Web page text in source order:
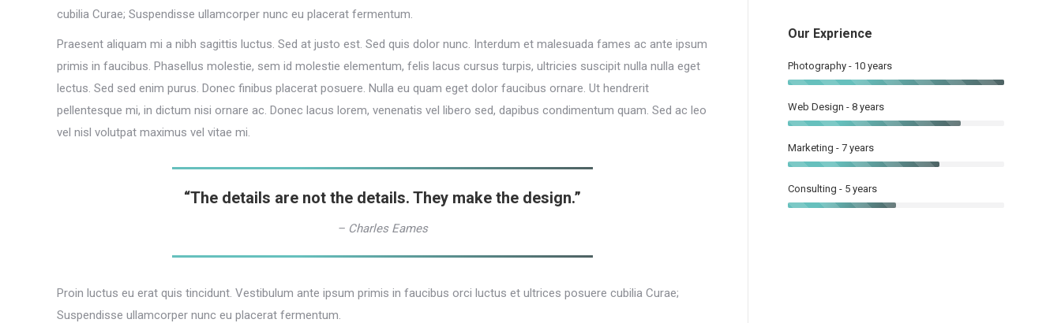
cubilia Curae; Suspendisse ullamcorper nunc eu placerat fermentum.
Praesent aliquam mi a nibh sagittis luctus. Sed at justo est. Sed quis dolor nunc. Interdum et malesuada fames ac ante ipsum
primis in faucibus. Phasellus molestie, sem id molestie elementum, felis lacus cursus turpis, ultricies suscipit nulla nulla eget
lectus. Sed sed enim purus. Donec finibus placerat posuere. Nulla eu quam eget dolor faucibus ornare. Ut hendrerit
pellentesque mi, in dictum nisi ornare ac. Donec lacus lorem, venenatis vel libero sed, dapibus condimentum quam. Sed ac leo
vel nisl volutpat maximus vel vitae mi.
“The details are not the details. They make the design.”
– Charles Eames
Proin luctus eu erat quis tincidunt. Vestibulum ante ipsum primis in faucibus orci luctus et ultrices posuere cubilia Curae;
Suspendisse ullamcorper nunc eu placerat fermentum.
Our Exprience
Photography - 10 years
Web Design - 8 years
Marketing - 7 years
Consulting - 5 years